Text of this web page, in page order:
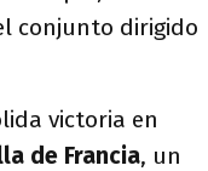
conjunto dirigido
victoria en
de Francia, un